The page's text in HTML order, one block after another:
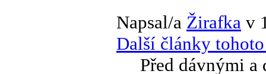
Napsal/a Žirafka v
Další články
Před dávnými a